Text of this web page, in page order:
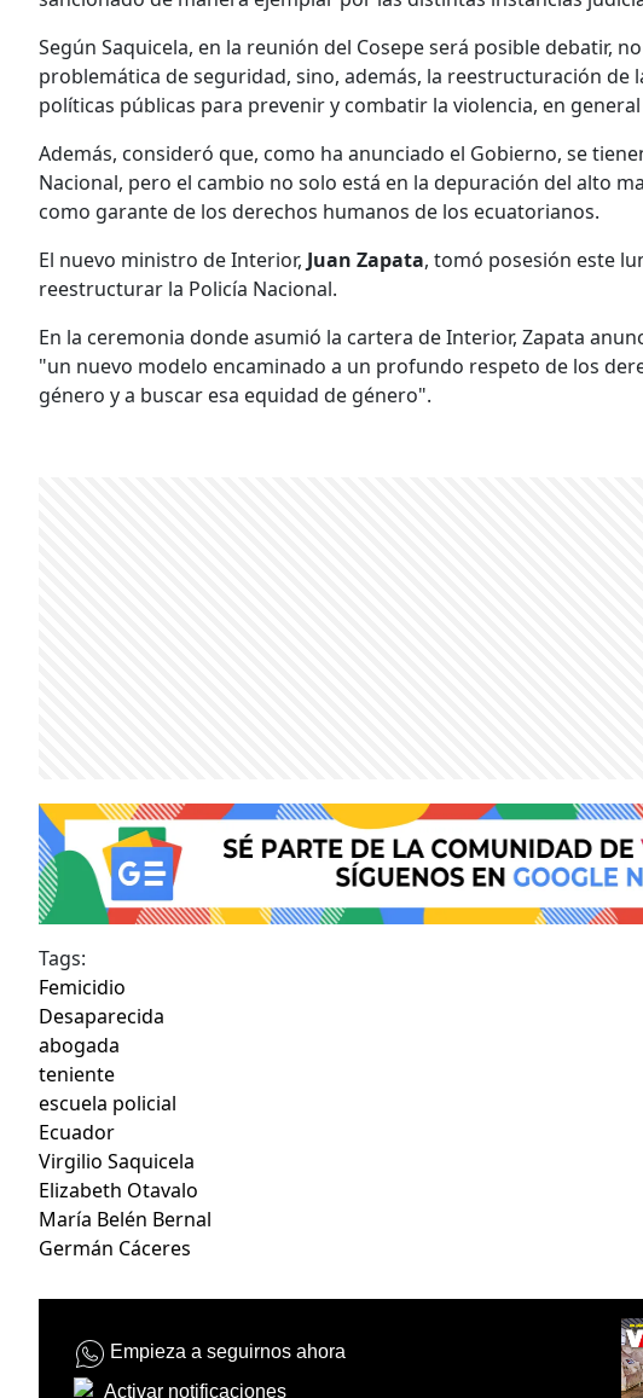
Según Saquicela, en la reunión del Cosepe será posible debatir,
problemática de seguridad, sino, además, la reestructuración de
políticas públicas para prevenir y combatir la violencia, en
Además, consideró que, como ha anunciado el Gobierno, se
Nacional, pero el cambio no solo está en la depuración del alto
como garante de los derechos humanos de los ecuatorianos.
El nuevo ministro de Interior, Juan Zapata, tomó posesión este
reestructurar la Policía Nacional.
En la ceremonia donde asumió la cartera de Interior, Zapata
"un nuevo modelo encaminado a un profundo respeto de los
género y a buscar esa equidad de género".
Tags:
Femicidio
Desaparecida
abogada
teniente
escuela policial
Ecuador
Virgilio Saquicela
Elizabeth Otavalo
María Belén Bernal
Germán Cáceres
Empieza a seguirnos ahora
Activar notificaciones